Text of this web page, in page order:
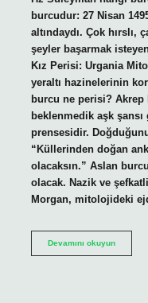
burcudur: 27 Nisan
altındaydı. Çok hırslı,
şeyler başarmak
Kız Perisi: Urgania
yeraltı hazinelerinin
burcu ne perisi?
beklenmedik aşk
prensesidir.
“Küllerinden doğan
olacaksın.” Aslan
olacak. Nazik ve
Morgan, mitolojideki
Devamını okuyunCennetin